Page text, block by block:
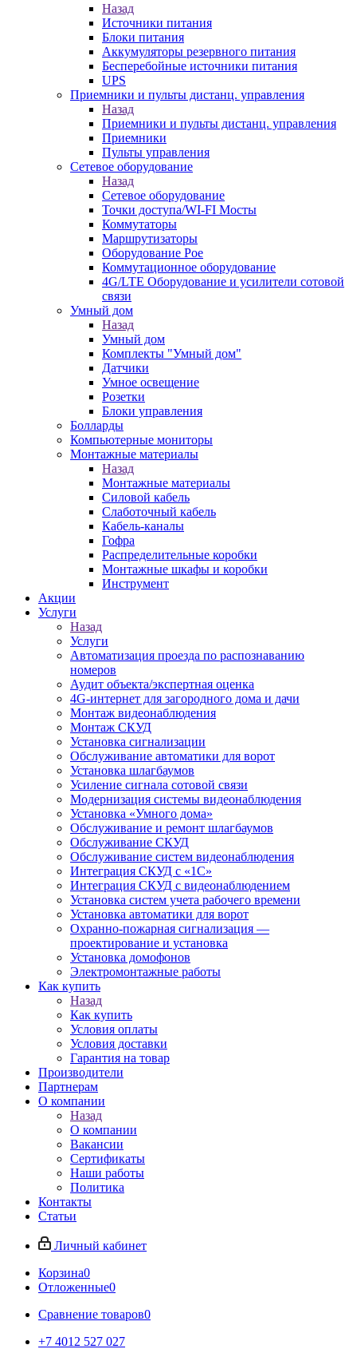
Назад
Источники питания
Блоки питания
Аккумуляторы резервного питания
Бесперебойные источники питания
UPS
Приемники и пульты дистанц. управления
Назад
Приемники и пульты дистанц. управления
Приемники
Пульты управления
Сетевое оборудование
Назад
Сетевое оборудование
Точки доступа/WI-FI Мосты
Коммутаторы
Маршрутизаторы
Оборудование Poe
Коммутационное оборудование
4G/LTE Оборудование и усилители сотовой
связи
Умный дом
Назад
Умный дом
Комплекты "Умный дом"
Датчики
Умное освещение
Розетки
Блоки управления
Болларды
Компьютерные мониторы
Монтажные материалы
Назад
Монтажные материалы
Силовой кабель
Слаботочный кабель
Кабель-каналы
Гофра
Распределительные коробки
Монтажные шкафы и коробки
Инструмент
Акции
Услуги
Назад
Услуги
Автоматизация проезда по распознаванию
номеров
Аудит объекта/экспертная оценка
4G-интернет для загородного дома и дачи
Монтаж видеонаблюдения
Монтаж СКУД
Установка сигнализации
Обслуживание автоматики для ворот
Установка шлагбаумов
Усиление сигнала сотовой связи
Модернизация системы видеонаблюдения
Установка «Умного дома»
Обслуживание и ремонт шлагбаумов
Обслуживание СКУД
Обслуживание систем видеонаблюдения
Интеграция СКУД с «1С»
Интеграция СКУД с видеонаблюдением
Установка систем учета рабочего времени
Установка автоматики для ворот
Охранно-пожарная сигнализация —
проектирование и установка
Установка домофонов
Электромонтажные работы
Как купить
Назад
Как купить
Условия оплаты
Условия доставки
Гарантия на товар
Производители
Партнерам
О компании
Назад
О компании
Вакансии
Сертификаты
Наши работы
Политика
Контакты
Статьи
Личный кабинет
Корзина0
Отложенные0
Сравнение товаров0
+7 4012 527 027